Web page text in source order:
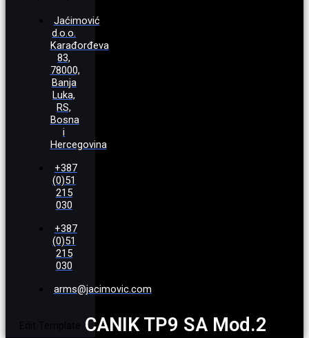
Jaćimović
d.o.o.
Karađorđeva
83,
78000,
Banja
Luka,
RS,
Bosna
i
Hercegovina
+387
(0)51
215
030
+387
(0)51
215
030
arms@jacimovic.com
Edit Template CANIK TP9 SA Mod.2